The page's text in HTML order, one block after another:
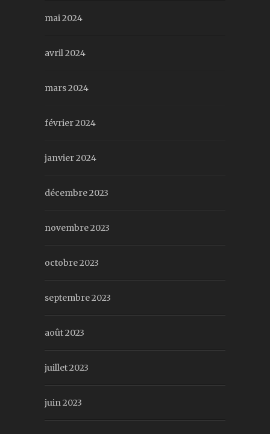
mai 2024
avril 2024
mars 2024
février 2024
janvier 2024
décembre 2023
novembre 2023
octobre 2023
septembre 2023
août 2023
juillet 2023
juin 2023